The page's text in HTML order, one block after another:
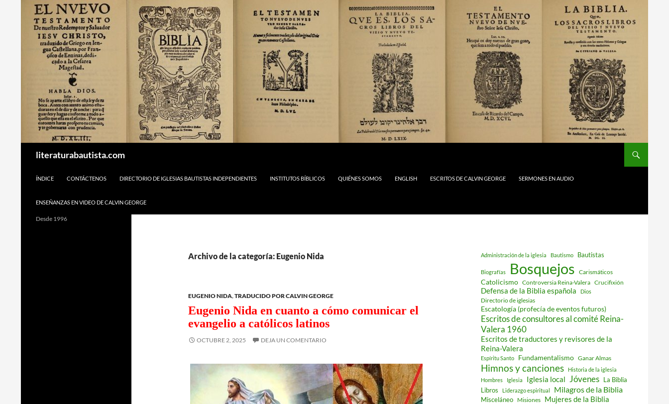
literaturabautista.com
ÍNDICE
CONTÁCTENOS DIRECTORIO DE IGLESIAS BAUTISTAS INDEPENDIENTES INSTITUTOS BÍBLICOS QUIÉNES SOMOS ENGLISH ESCRITOS DE CALVIN GEORGE SERMONES EN AUDIO
ENSEÑANZAS EN VIDEO DE CALVIN GEORGE
Archivo de la categoría: Eugenio Nida
EUGENIO NIDA,TRADUCIDO POR CALVIN GEORGE
Eugenio Nida en cuanto a cómo comunicar el
evangelio a católicos latinos
OCTUBRE 2, 2025 DEJA UN COMENTARIO
Administración de la iglesia Bautismo Bautistas
Biografías Bosquejos Carismáticos
Catolicismo Controversia Reina-Valera Crucifixión
Defensa de la Biblia española Dios
Directorio de iglesias
Escatología (profecía de eventos futuros)
Escritos de consultores al comité Reina-
Valera 1960
Escritos de traductores y revisores de la
Reina-Valera
Espíritu Santo Fundamentalismo Ganar Almas
Himnos y canciones
Historia de la iglesia
Hombres
Iglesia Iglesia local Jóvenes La Biblia
Libros Liderazgo espiritual Milagros de la Biblia
Misceláneo Misiones Mujeres de la Biblia
Desde 1996